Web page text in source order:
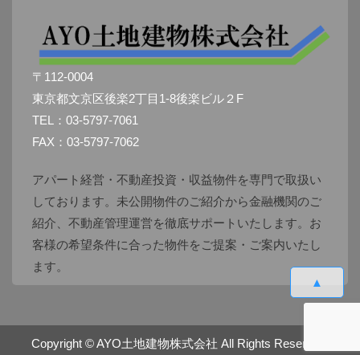
▲
〒112-0004
東京都文京区後楽2丁目1-8後楽ビル２F
TEL：03-5797-7061
FAX：03-5797-7062
アパート経営・不動産投資・収益物件を専門で取扱い
しております。未公開物件のご紹介から金融機関のご
紹介、不動産管理運営を徹底サポートいたします。お
客様の希望条件に合った物件をご提案・ご案内いたし
ます。
Copyright ©AYO土地建物株式会社 All Rights Reserved.